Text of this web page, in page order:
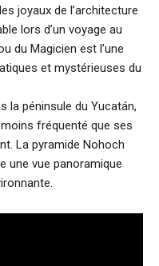
joyaux de l’architecture
lors d’un voyage au
du Magicien est l’une
et mystérieuses du
la péninsule du Yucatán,
fréquenté que ses
La pyramide Nohoch
une vue panoramique